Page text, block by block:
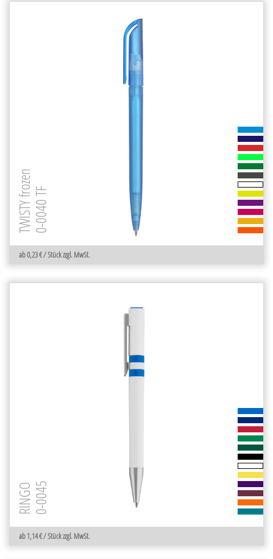
ab 0,23 € / Stück zzgl. MwSt.
TWISTY frozen0-0040 TF
ab 1,14 € / Stück zzgl. MwSt.
RINGO0-0045